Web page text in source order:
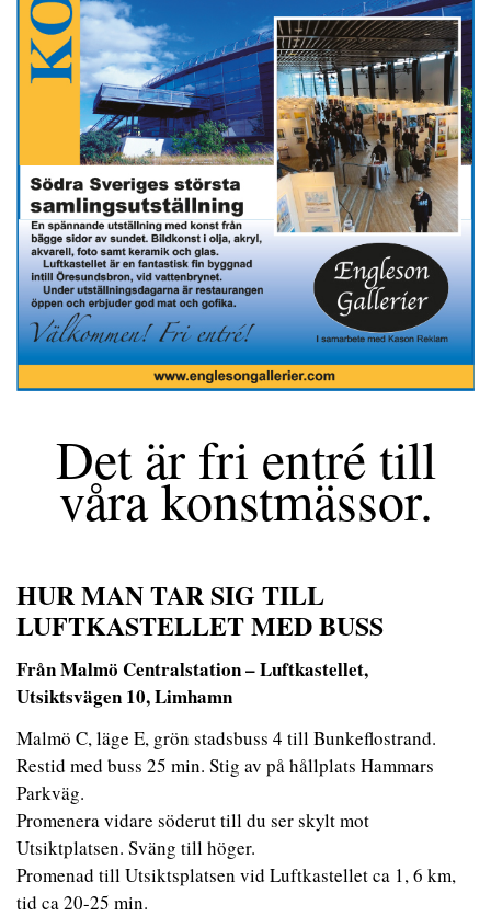
Det är fri entré till
våra konstmässor.
HUR MAN TAR SIG TILL
LUFTKASTELLET MED BUSS
Från Malmö Centralstation – Luftkastellet,
Utsiktsvägen 10, Limhamn
Malmö C, läge E, grön stadsbuss 4 till Bunkeflostrand.
Restid med buss 25 min. Stig av på hållplats Hammars
Parkväg.
Promenera vidare söderut till du ser skylt mot
Utsiktplatsen. Sväng till höger.
Promenad till Utsiktsplatsen vid Luftkastellet ca 1, 6 km,
tid ca 20-25 min.